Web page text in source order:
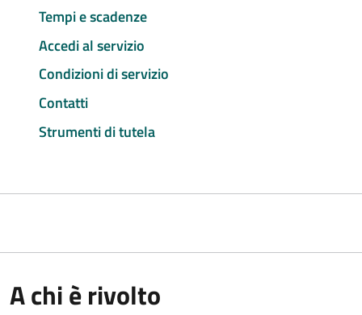
Tempi e scadenze
Accedi al servizio
Condizioni di servizio
Contatti
Strumenti di tutela
A chi è rivolto